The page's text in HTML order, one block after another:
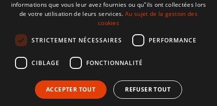
informations que vous leur avez fournies ou qu"ils ont collectées lors
de votre utilisation de leurs services.Au sujet de la gestion des
cookies
STRICTEMENT NÉCESSAIRES PERFORMANCE
CIBLAGE FONCTIONNALITÉ
ACCEPTER TOUT REFUSER TOUT